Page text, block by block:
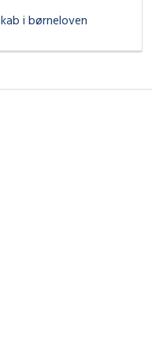
i børneloven